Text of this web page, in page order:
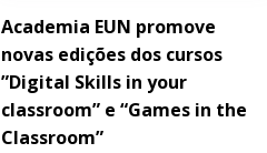
Academia EUN promove
novas edições dos cursos
”Digital Skills in your
classroom” e “Games in the
Classroom”